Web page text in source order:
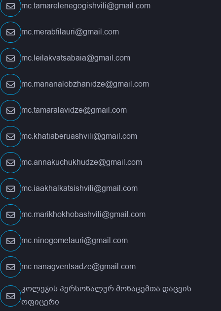
mc.tamarelenegogishvili@gmail.com
mc.merabfilauri@gmail.com
mc.leilakvatsabaia@gmail.com
mc.mananalobzhanidze@gmail.com
mc.tamaralavidze@gmail.com
mc.khatiaberuashvili@gmail.com
mc.annakuchukhudze@gmail.com
mc.iaakhalkatsishvili@gmail.com
mc.marikhokhobashvili@gmail.com
mc.ninogomelauri@gmail.com
mc.nanagventsadze@gmail.com
კოლეჯის პერსონალურ მონაცემთა დაცვის
ოფიცერი